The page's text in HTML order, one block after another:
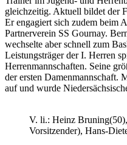
gleichzeitig. Aktuell bildet der
Er engagiert sich zudem beim
Partnerverein SS Gournay.
wechselte aber schnell zum
Leistungsträger der I. Herren
Herrenmannschaften. Seine
der ersten Damenmannschaft.
auf und wurde
V. li.: Heinz
Vorsitzender), Hans-